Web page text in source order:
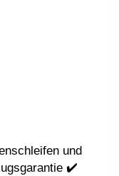
und
✔️